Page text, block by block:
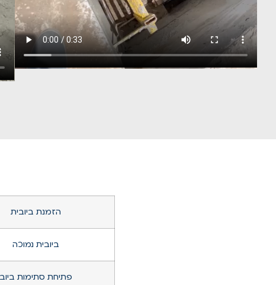
הזמנת ביובית
ביובית נמוכה
פתיחת סתימות ביוב